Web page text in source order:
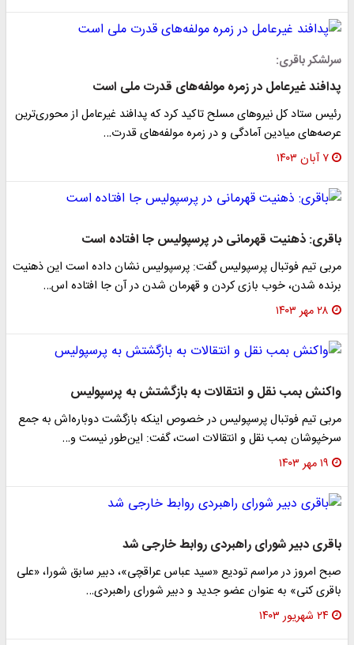
سرلشکر باقری:
پدافند غیرعامل در زمره‌ مولفه‌های قدرت ملی است
رئیس ستاد کل نیروهای مسلح تاکید کرد که پدافند غیرعامل از محوری‌ترین
عرصه‌های میادین آمادگی و در زمره‌ مولفه‌های قدرت…
۷ آبان ۱۴۰۳
باقری: ذهنیت قهرمانی در پرسپولیس جا افتاده است
مربی تیم فوتبال پرسپولیس گفت: پرسپولیس نشان داده است این ذهنیت
برنده شدن، خوب بازی کردن و قهرمان شدن در آن جا افتاده اس…
۲۸ مهر ۱۴۰۳
واکنش بمب نقل و انتقالات به بازگشتش به پرسپولیس
مربی تیم فوتبال پرسپولیس در خصوص اینکه بازگشت‌ دوباره‌اش به جمع
سرخپوشان بمب نقل و انتقالات است، گفت: این‌طور نیست و…
۱۹ مهر ۱۴۰۳
باقری دبیر شورای راهبردی روابط خارجی شد
صبح امروز در مراسم تودیع «سید عباس عراقچی»، دبیر سابق شورا، «علی
باقری کنی» به عنوان عضو جدید و دبیر شورای راهبردی…
۲۴ شهریور ۱۴۰۳